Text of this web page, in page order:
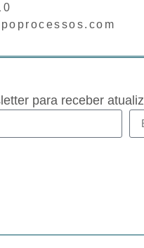
para receber